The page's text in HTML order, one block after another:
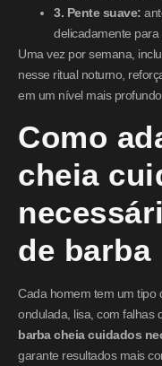
3. Pente suave:
delicadamente para
Uma vez por semana,
nesse ritual noturno,
em um nível mais profundo.
Como
cheia
de barba
Cada homem tem um tipo
ondulada, lisa, com falhas
barba cheia cuidados
garante resultados mais